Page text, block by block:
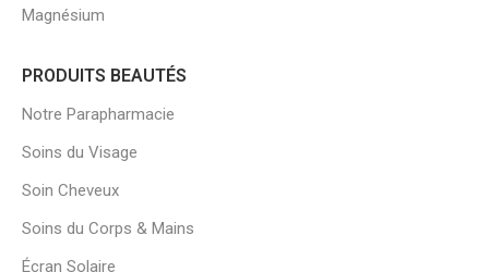
Magnésium
PRODUITS BEAUTÉS
Notre Parapharmacie
Soins du Visage
Soin Cheveux
Soins du Corps & Mains
Écran Solaire